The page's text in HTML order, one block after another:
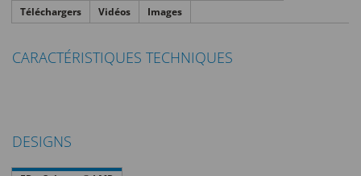
Téléchargers
Vidéos Images
CARACTÉRISTIQUES TECHNIQUES
DESIGNS